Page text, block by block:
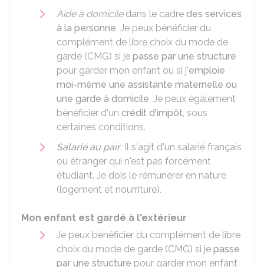
Aide à domiciledans le cadre des services
à la personne. Je peux bénéficier du
complément de libre choix du mode de
garde (CMG) si je passe par une structure
pour garder mon enfant ou si j'emploie
moi-même une assistante maternelle ou
une garde à domicile. Je peux également
bénéficier d'un crédit d'impôt, sous
certaines conditions.
Salarié au pair. Il s'agit d'un salarié français
ou étranger qui n'est pas forcément
étudiant. Je dois le rémunérer en nature
(logement et nourriture).
Mon enfant est gardé à l'extérieur
Je peux bénéficier du complément de libre
choix du mode de garde (CMG) si je passe
par une structure pour garder mon enfant